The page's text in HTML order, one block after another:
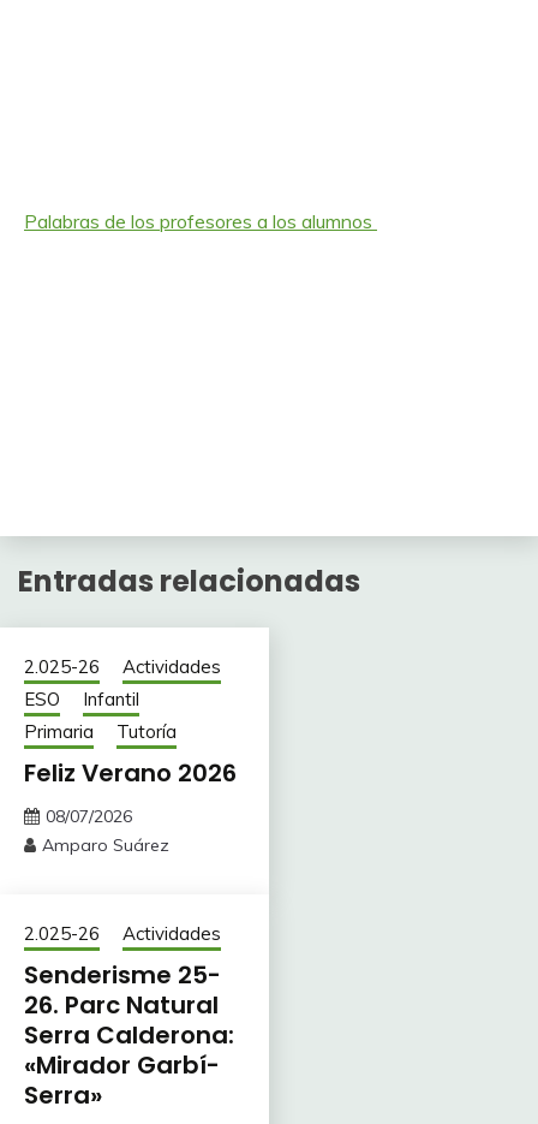
Palabras de los profesores a los alumnos
Entradas relacionadas
2.025-26
Actividades
ESO
Infantil
Primaria
Tutoría
Feliz Verano 2026
08/07/2026
Amparo Suárez
2.025-26 Actividades
Senderisme 25-
26. Parc Natural
Serra Calderona:
«Mirador Garbí-
Serra»